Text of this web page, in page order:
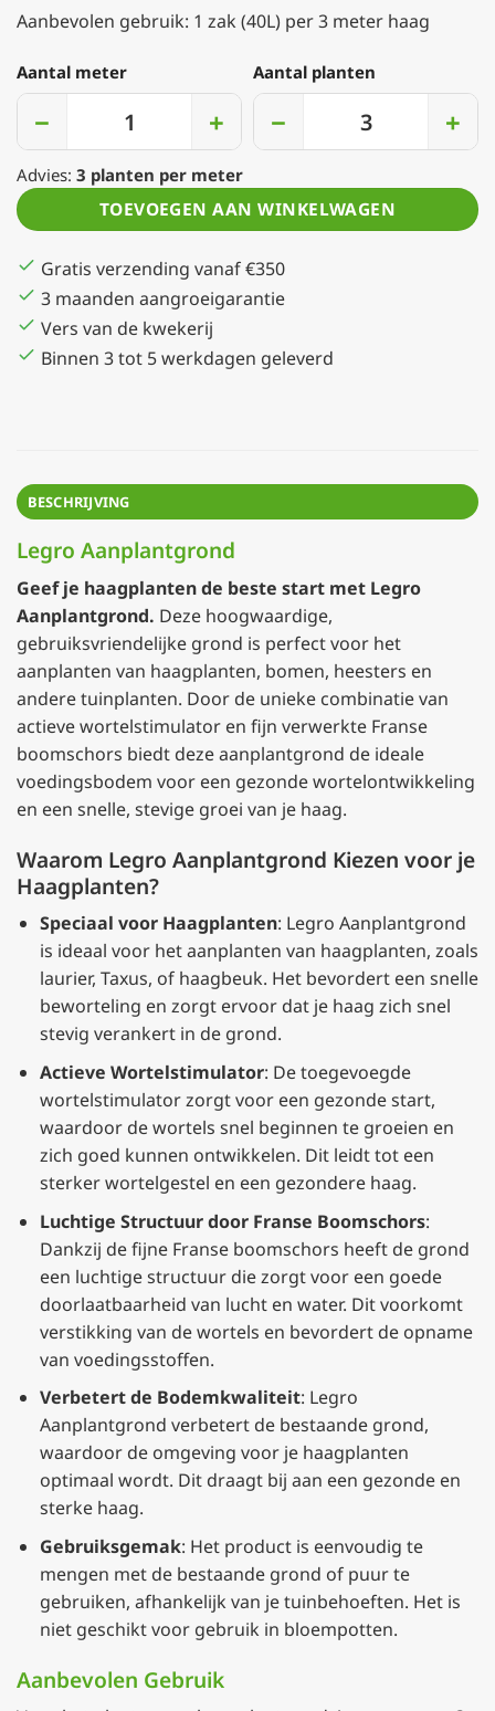
Aanbevolen gebruik: 1 zak (40L) per 3 meter haag
Aantal meter
− +
Aantal planten
− +
Advies: 3 planten per meter
TOEVOEGEN AAN WINKELWAGEN
Gratis verzending vanaf €350
3 maanden aangroeigarantie
Vers van de kwekerij
Binnen 3 tot 5 werkdagen geleverd
BESCHRIJVING
Legro Aanplantgrond
Geef je haagplanten de beste start met Legro
Aanplantgrond. Deze hoogwaardige,
gebruiksvriendelijke grond is perfect voor het
aanplanten van haagplanten, bomen, heesters en
andere tuinplanten. Door de unieke combinatie van
actieve wortelstimulator en fijn verwerkte Franse
boomschors biedt deze aanplantgrond de ideale
voedingsbodem voor een gezonde wortelontwikkeling
en een snelle, stevige groei van je haag.
Waarom Legro Aanplantgrond Kiezen voor je
Haagplanten?
Speciaal voor Haagplanten: Legro Aanplantgrond
is ideaal voor het aanplanten van haagplanten, zoals
laurier, Taxus, of haagbeuk. Het bevordert een snelle
beworteling en zorgt ervoor dat je haag zich snel
stevig verankert in de grond.
Actieve Wortelstimulator: De toegevoegde
wortelstimulator zorgt voor een gezonde start,
waardoor de wortels snel beginnen te groeien en
zich goed kunnen ontwikkelen. Dit leidt tot een
sterker wortelgestel en een gezondere haag.
Luchtige Structuur door Franse Boomschors:
Dankzij de fijne Franse boomschors heeft de grond
een luchtige structuur die zorgt voor een goede
doorlaatbaarheid van lucht en water. Dit voorkomt
verstikking van de wortels en bevordert de opname
van voedingsstoffen.
Verbetert de Bodemkwaliteit: Legro
Aanplantgrond verbetert de bestaande grond,
waardoor de omgeving voor je haagplanten
optimaal wordt. Dit draagt bij aan een gezonde en
sterke haag.
Gebruiksgemak: Het product is eenvoudig te
mengen met de bestaande grond of puur te
gebruiken, afhankelijk van je tuinbehoeften. Het is
niet geschikt voor gebruik in bloempotten.
Aanbevolen Gebruik